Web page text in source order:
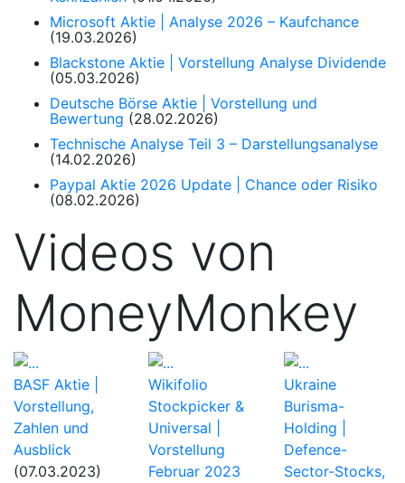
Microsoft Aktie | Analyse 2026 – Kaufchance
(19.03.2026)
Blackstone Aktie | Vorstellung Analyse Dividende
(05.03.2026)
Deutsche Börse Aktie | Vorstellung und
Bewertung (28.02.2026)
Technische Analyse Teil 3 – Darstellungsanalyse
(14.02.2026)
Paypal Aktie 2026 Update | Chance oder Risiko
(08.02.2026)
Videos von
MoneyMonkey
BASF Aktie |
Vorstellung,
Zahlen und
Ausblick
(07.03.2023)
Wikifolio
Stockpicker &
Universal |
Vorstellung
Februar 2023
Ukraine
Burisma-
Holding |
Defence-
Sector-Stocks,